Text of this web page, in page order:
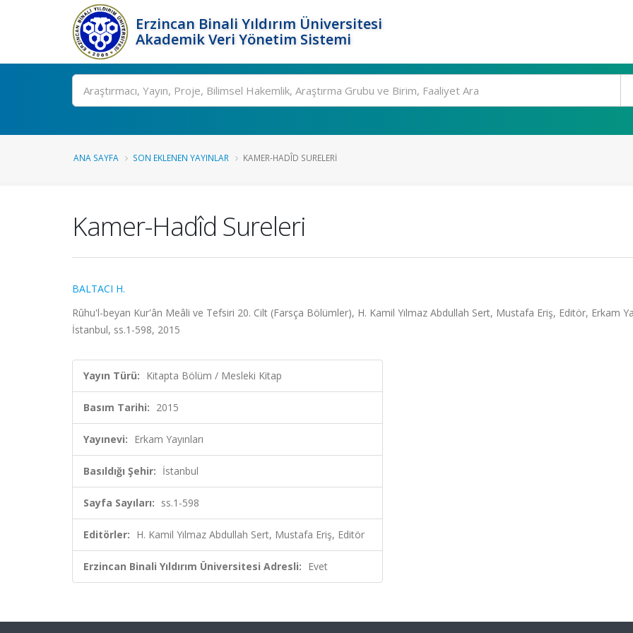
Erzincan Binali Yıldırım Üniversitesi
Akademik Veri Yönetim Sistemi
Ara
ANA SAYFA SON EKLENEN YAYINLAR KAMER-HADÎD SURELERI
Kamer-Hadîd Sureleri
BALTACI H.
Rûhu'l-beyan Kur'ân Meâli ve Tefsiri 20. Cilt (Farsça Bölümler), H. Kamil Yılmaz Abdullah Sert, Mustafa Eriş, Editör, Erkam
İstanbul, ss.1-598, 2015
Yayın Türü: Kitapta Bölüm / Mesleki Kitap
Basım Tarihi: 2015
Yayınevi: Erkam Yayınları
Basıldığı Şehir: İstanbul
Sayfa Sayıları: ss.1-598
Editörler: H. Kamil Yılmaz Abdullah Sert, Mustafa Eriş, Editör
Erzincan Binali Yıldırım Üniversitesi Adresli: Evet